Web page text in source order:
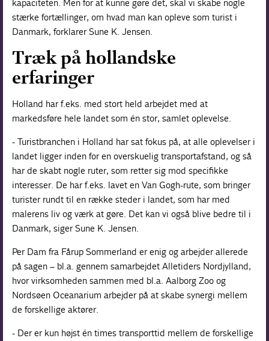
kapaciteten. Men for at kunne gøre det, skal vi skabe nogle
stærke fortællinger, om hvad man kan opleve som turist i
Danmark, forklarer Sune K. Jensen.
Træk på hollandske
erfaringer
Holland har f.eks. med stort held arbejdet med at
markedsføre hele landet som én stor, samlet oplevelse.
- Turistbranchen i Holland har sat fokus på, at alle oplevelser i
landet ligger inden for en overskuelig transportafstand, og så
har de skabt nogle ruter, som retter sig mod specifikke
interesser. De har f.eks. lavet en Van Gogh-rute, som bringer
turister rundt til en række steder i landet, som har med
malerens liv og værk at gøre. Det kan vi også blive bedre til i
Danmark, siger Sune K. Jensen.
Per Dam fra Fårup Sommerland er enig og arbejder allerede
på sagen – bl.a. gennem samarbejdet Alletiders Nordjylland,
hvor virksomheden sammen med bl.a. Aalborg Zoo og
Nordsøen Oceanarium arbejder på at skabe synergi mellem
de forskellige aktører.
- Der er kun højst én times transporttid mellem de forskellige